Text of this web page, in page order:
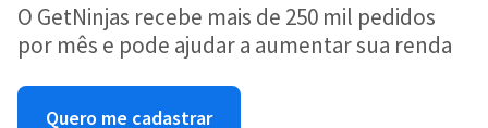
O GetNinjas recebe mais de 250 mil pedidos
por mês e pode ajudar a aumentar sua renda
Quero me cadastrar